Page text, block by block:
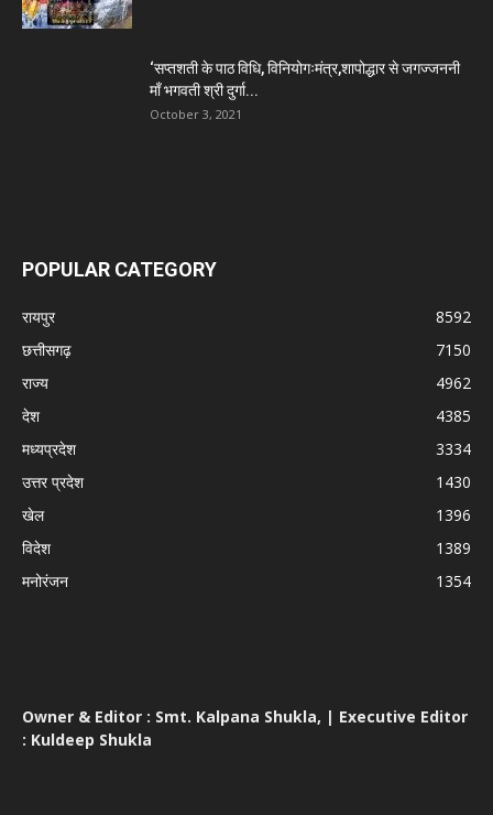
‘सप्तशती के पाठ विधि, विनियोगःमंत्र,शापोद्धार से जगज्जननी
माँ भगवती श्री दुर्गा...
October 3, 2021
POPULAR CATEGORY
रायपुर
8592
छत्तीसगढ़
7150
राज्य
4962
देश
4385
मध्यप्रदेश
3334
उत्तर प्रदेश
1430
खेल
1396
विदेश
1389
मनोरंजन
1354
Owner & Editor : Smt. Kalpana Shukla, | Executive Editor
: Kuldeep Shukla